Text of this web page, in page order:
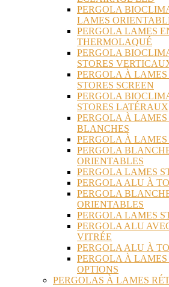
PERGOLA
LAMES
PERGOLA LAMES
THERMOLAQUÉ
PERGOLA
STORES
PERGOLA À
STORES SCREEN
PERGOLA
STORES LATÉRAUX
PERGOLA À
BLANCHES
PERGOLA À
PERGOLA
ORIENTABLES
PERGOLA LAMES
PERGOLA ALU À
PERGOLA
ORIENTABLES
PERGOLA LAMES
PERGOLA ALU
VITRÉE
PERGOLA ALU À
PERGOLA À
OPTIONS
PERGOLAS À LAMES